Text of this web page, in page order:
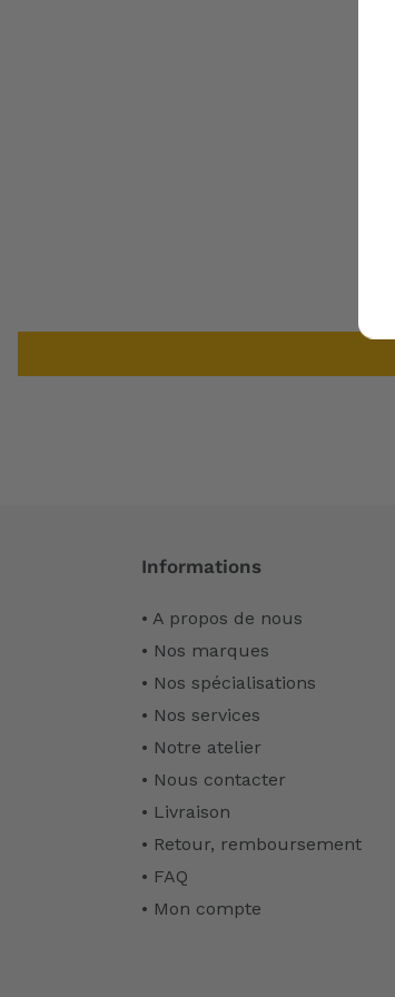
Informations
• A propos de nous
• Nos marques
• Nos spécialisations
• Nos services
• Notre atelier
• Nous contacter
• Livraison
• Retour, remboursement
• FAQ
• Mon compte